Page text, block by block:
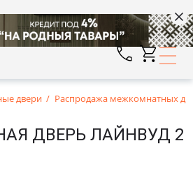
двери Распродажа межкомнатных
ДВЕРЬ ЛАЙНВУД 2